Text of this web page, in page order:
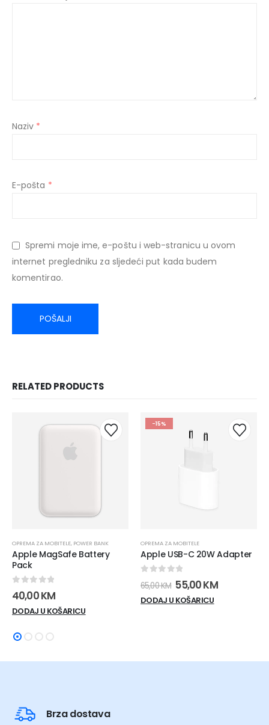
Naziv *
E-pošta *
Spremi moje ime, e-poštu i web-stranicu u ovom
internet pregledniku za sljedeći put kada budem
komentirao.
RELATED PRODUCTS
OPREMA ZA MOBITELE, POWER BANK
Apple MagSafe Battery
Pack
out of 5
40,00KM
DODAJ U KOŠARICU
-15%
OPREMA ZA MOBITELE
Apple USB-C 20W Adapter
out of 5
65,00KM Izvorna
cijena
bila
55,00KMTrenutna
DODAJ U KOŠARICU
Brza dostava